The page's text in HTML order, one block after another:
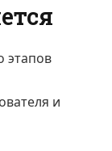
этапов
и